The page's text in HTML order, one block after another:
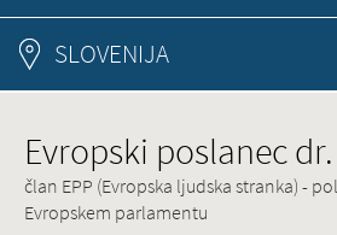
SLOVENIJA
Evropski poslanec
član EPP (Evropska ljudska stranka) -
Evropskem parlamentu